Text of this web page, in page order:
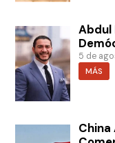
Abdul
5 de
MÁS
China